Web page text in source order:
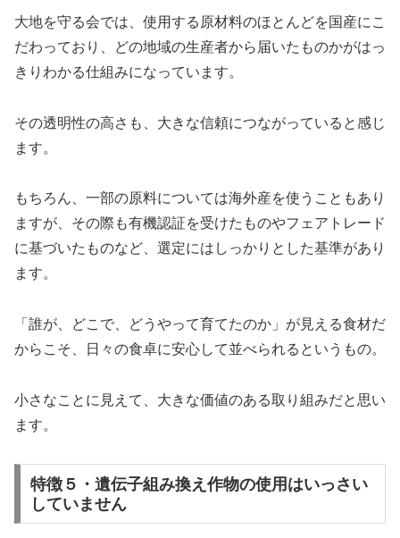
大地を守る会では、使用する原材料のほとんどを国産にこ
だわっており、どの地域の生産者から届いたものかがはっ
きりわかる仕組みになっています。
その透明性の高さも、大きな信頼につながっていると感じ
ます。
もちろん、一部の原料については海外産を使うこともあり
ますが、その際も有機認証を受けたものやフェアトレード
に基づいたものなど、選定にはしっかりとした基準があり
ます。
「誰が、どこで、どうやって育てたのか」が見える食材だ
からこそ、日々の食卓に安心して並べられるというもの。
小さなことに見えて、大きな価値のある取り組みだと思い
ます。
特徴５・遺伝子組み換え作物の使用はいっさい
していません